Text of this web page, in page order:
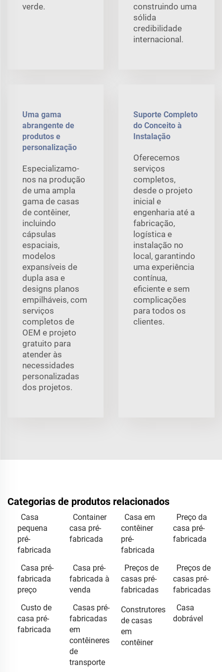
verde.
construindo uma
sólida
credibilidade
internacional.
Uma gama
abrangente de
produtos e
personalização
Especializamo-
nos na produção
de uma ampla
gama de casas
de contêiner,
incluindo
cápsulas
espaciais,
modelos
expansíveis de
dupla asa e
designs planos
empilháveis, com
serviços
completos de
OEM e projeto
gratuito para
atender às
necessidades
personalizadas
dos projetos.
Suporte Completo
do Conceito à
Instalação
Oferecemos
serviços
completos,
desde o projeto
inicial e
engenharia até a
fabricação,
logística e
instalação no
local, garantindo
uma experiência
contínua,
eficiente e sem
complicações
para todos os
clientes.
Categorias de produtos relacionados
Casa
pequena
pré-
fabricada
Container
casa pré-
fabricada
Casa em
contêiner
pré-
fabricada
Preço da
casa pré-
fabricada
Casa pré-
fabricada
preço
Casa pré-
fabricada à
venda
Preços de
casas pré-
fabricadas
Preços de
casas pré-
fabricadas
Custo de
casa pré-
fabricada
Casas pré-
fabricadas
em
contêineres
de
transporte
Construtores
de casas
em
contêiner
Casa
dobrável